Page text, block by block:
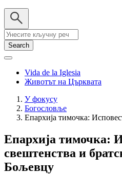
Search
Vida de la Iglesia
Животът на Църквата
Breadcrumb
У фокусу
Богословље
Епархија тимочка:
Епархија тимочка:
свештенства и
Бољевцу